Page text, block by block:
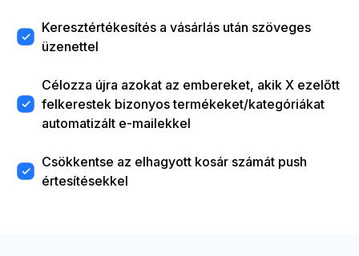
Keresztértékesítés a vásárlás után szöveges
üzenettel
Célozza újra azokat az embereket, akik X ezelőtt
felkerestek bizonyos termékeket/kategóriákat
automatizált e-mailekkel
Csökkentse az elhagyott kosár számát push
értesítésekkel